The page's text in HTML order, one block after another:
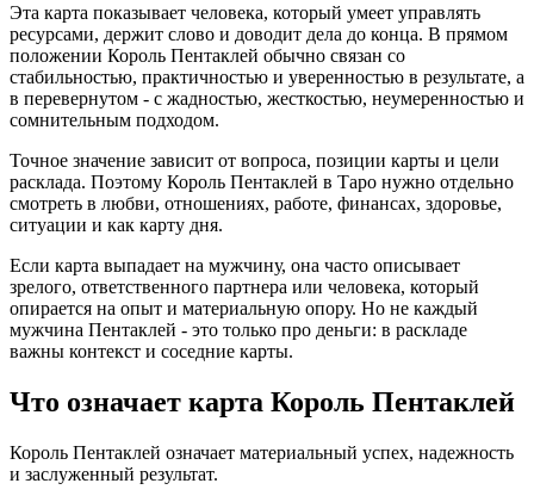
Эта карта показывает человека, который умеет управлять
ресурсами, держит слово и доводит дела до конца. В прямом
положении Король Пентаклей обычно связан со
стабильностью, практичностью и уверенностью в результате, а
в перевернутом - с жадностью, жесткостью, неумеренностью и
сомнительным подходом.
Точное значение зависит от вопроса, позиции карты и цели
расклада. Поэтому Король Пентаклей в Таро нужно отдельно
смотреть в любви, отношениях, работе, финансах, здоровье,
ситуации и как карту дня.
Если карта выпадает на мужчину, она часто описывает
зрелого, ответственного партнера или человека, который
опирается на опыт и материальную опору. Но не каждый
мужчина Пентаклей - это только про деньги: в раскладе
важны контекст и соседние карты.
Что означает карта Король Пентаклей
Король Пентаклей означает материальный успех, надежность
и заслуженный результат.